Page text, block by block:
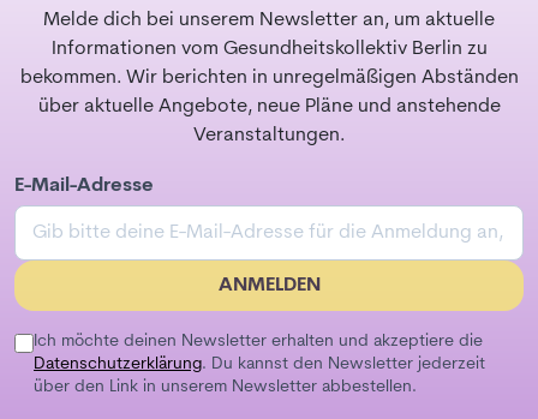
Melde dich bei unserem Newsletter an, um aktuelle
Informationen vom Gesundheitskollektiv Berlin zu
bekommen. Wir berichten in unregelmäßigen Abständen
über aktuelle Angebote, neue Pläne und anstehende
Veranstaltungen.
E-Mail-Adresse
ANMELDEN
Ich möchte deinen Newsletter erhalten und akzeptiere die
Datenschutzerklärung. Du kannst den Newsletter jederzeit
über den Link in unserem Newsletter abbestellen.